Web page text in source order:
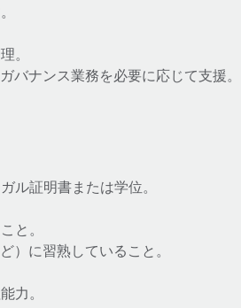
。
バナンス業務を必要に応じて支援。
ル証明書または学位。
と。
）に習熟していること。
力。